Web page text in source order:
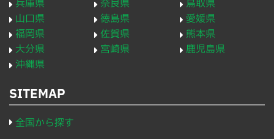
兵庫県
奈良県
鳥取県
山口県
徳島県
愛媛県
福岡県
佐賀県
熊本県
大分県
宮崎県
鹿児島県
沖縄県
SITEMAP
全国から探す